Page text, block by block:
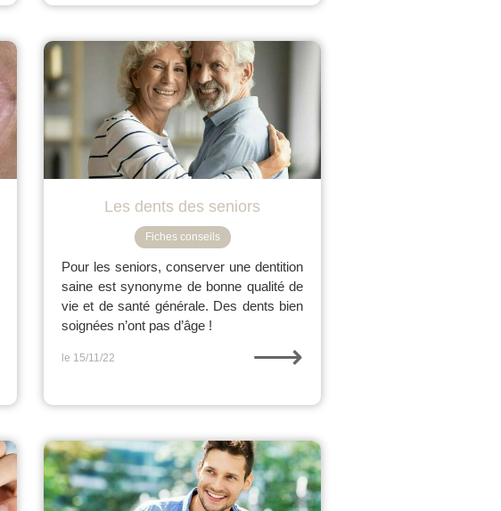
Les dents des seniors
Fiches conseils
Pour les seniors, conserver une dentition
saine est synonyme de bonne qualité de
vie et de santé générale. Des dents bien
soignées n’ont pas d’âge !
le 15/11/22 ⟶